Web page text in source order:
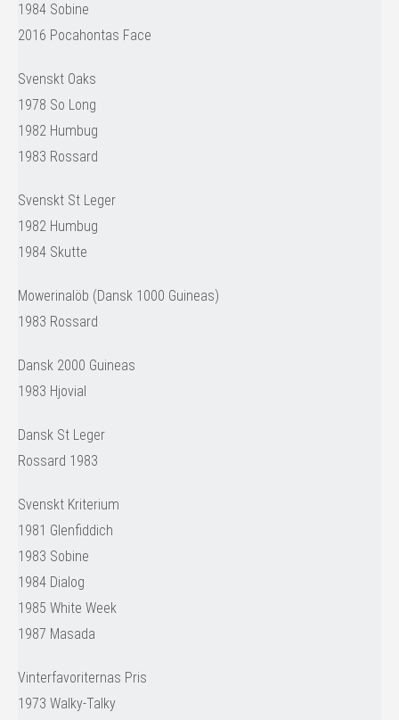
1984 Sobine
2016 Pocahontas Face
Svenskt Oaks
1978 So Long
1982 Humbug
1983 Rossard
Svenskt St Leger
1982 Humbug
1984 Skutte
Mowerinalöb (Dansk 1000 Guineas)
1983 Rossard
Dansk 2000 Guineas
1983 Hjovial
Dansk St Leger
Rossard 1983
Svenskt Kriterium
1981 Glenfiddich
1983 Sobine
1984 Dialog
1985 White Week
1987 Masada
Vinterfavoriternas Pris
1973 Walky-Talky